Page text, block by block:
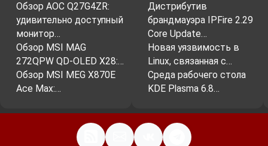
Обзор AOC Q27G4ZR:
удивительно доступный
монитор…
Обзор MSI MAG
272QPW QD-OLED X28:…
Обзор MSI MEG X870E
Ace Max:…
Дистрибутив
брандмауэра IPFire 2.29
Core Update…
Новая уязвимость в
Linux, связанная с…
Среда рабочего стола
KDE Plasma 6.8…